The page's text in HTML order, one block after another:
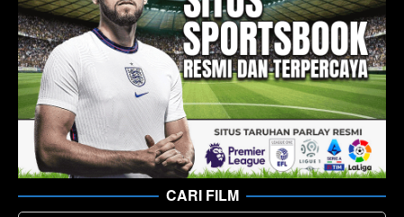
CARI FILM